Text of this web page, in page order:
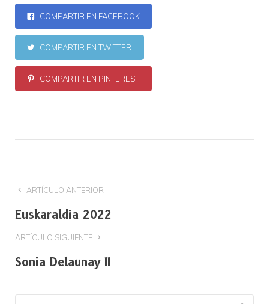
COMPARTIR EN FACEBOOK
COMPARTIR EN TWITTER
COMPARTIR EN PINTEREST
ARTÍCULO ANTERIOR
Euskaraldia 2022
ARTÍCULO SIGUIENTE
Sonia Delaunay II